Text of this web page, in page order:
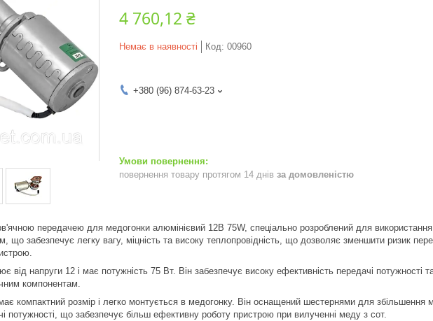
4 760,12 ₴
Немає в наявності Код: 00960
+380 (96) 874-63-23
повернення товару протягом 14 днів за домовленістю
передачею для медогонки алюмінієвий 12В 75W, спеціально розроблений для
що забезпечує легку вагу, міцність та високу теплопровідність, що дозволяє зменшити ризик
від напруги 12 і має потужність 75 Вт. Він забезпечує високу ефективність передачі потужності
компонентам.
компактний розмір і легко монтується в медогонку. Він оснащений шестернями для збільшення
потужності, що забезпечує більш ефективну роботу пристрою при вилученні меду з сот.